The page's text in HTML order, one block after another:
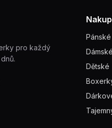
pro každý
Pánské
Dámské
Dětské